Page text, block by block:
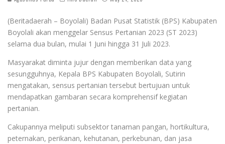
(Beritadaerah – Boyolali) Badan Pusat Statistik (BPS) Kabupaten
Boyolali akan menggelar Sensus Pertanian 2023 (ST 2023)
selama dua bulan, mulai 1 Juni hingga 31 Juli 2023.
Masyarakat diminta jujur dengan memberikan data yang
sesungguhnya, Kepala BPS Kabupaten Boyolali, Sutirin
mengatakan, sensus pertanian tersebut bertujuan untuk
mendapatkan gambaran secara komprehensif kegiatan
pertanian.
Cakupannya meliputi subsektor tanaman pangan, hortikultura,
peternakan, perikanan, kehutanan, perkebunan, dan jasa